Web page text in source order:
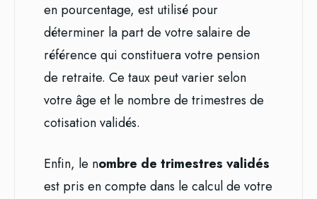
en pourcentage, est utilisé pour
déterminer la part de votre salaire de
référence qui constituera votre pension
de retraite. Ce taux peut varier selon
votre âge et le nombre de trimestres de
cotisation validés.
Enfin, le nombre de trimestres validés
est pris en compte dans le calcul de votre